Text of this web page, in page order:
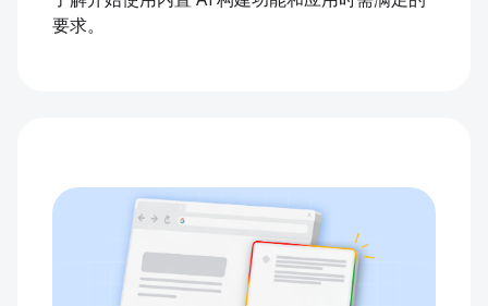
要求。